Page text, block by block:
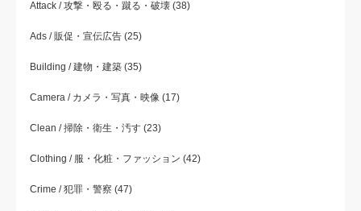
Attack / 攻撃・殴る・蹴る・破壊 (38)
Ads / 販促・宣伝広告 (25)
Building / 建物・建築 (35)
Camera / カメラ・写真・映像 (17)
Clean / 掃除・衛生・汚す (23)
Clothing / 服・化粧・ファッション (42)
Crime / 犯罪・警察 (47)